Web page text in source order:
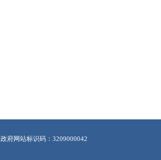
政府网站标识码：3209000042